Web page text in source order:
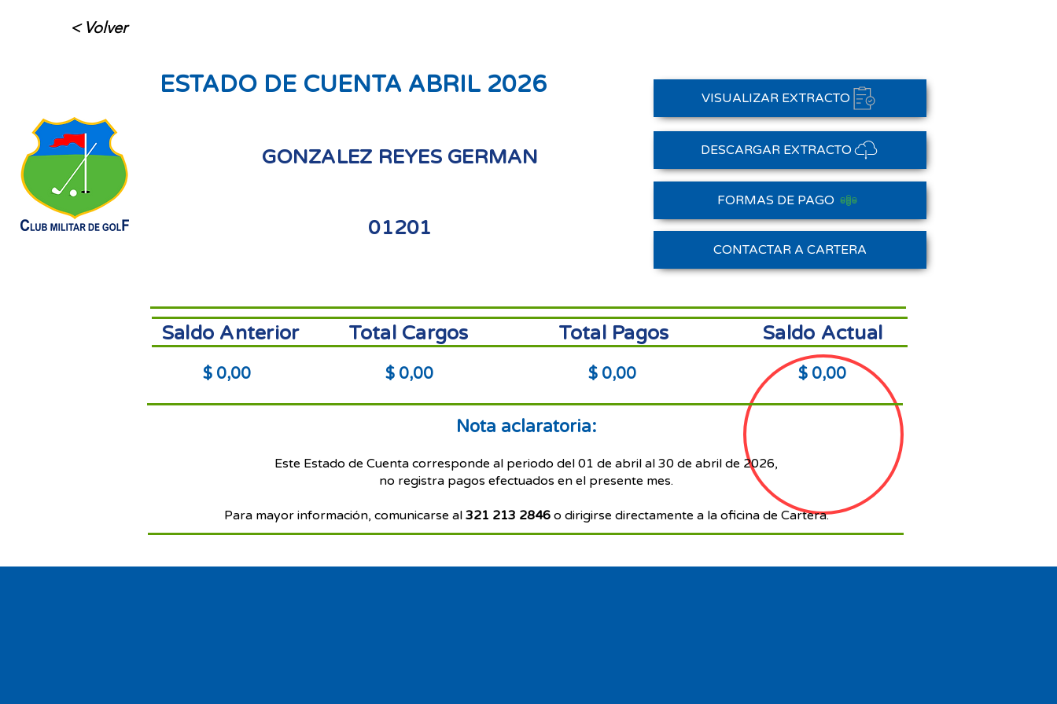
< Volver
ESTADO DE CUENTA ABRIL 2026
GONZALEZ REYES GERMAN
01201
Saldo Anterior
VISUALIZAR EXTRACTO
DESCARGAR EXTRACTO
FORMAS DE PAGO
CONTACTAR A CARTERA
Saldo Anterior Total Cargos Total Pagos Saldo Actual
$ 0,00 $ 0,00 $ 0,00 $ 0,00
Nota aclaratoria:
Este Estado de Cuenta corresponde al periodo del 01 de abril al 30 de abril de 2026,
no registra pagos efectuados en el presente mes.
Para mayor información, comunicarse al 321 213 2846o dirigirse directamente a la oficina de Cartera.